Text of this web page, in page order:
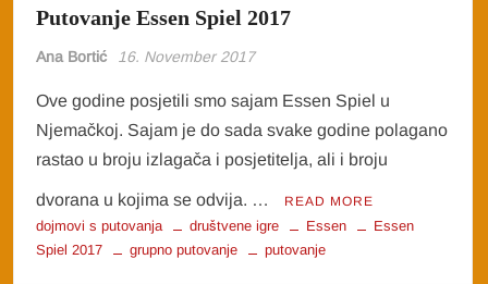
Putovanje Essen Spiel 2017
Ana Bortić 16. November 2017
Ove godine posjetili smo sajam Essen Spiel u
Njemačkoj. Sajam je do sada svake godine polagano
rastao u broju izlagača i posjetitelja, ali i broju
dvorana u kojima se odvija. … READ MORE
dojmovi s putovanja društvene igre Essen
Essen
Spiel 2017
grupno putovanje putovanje